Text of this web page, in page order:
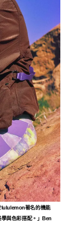
lululemon著名的機能
與色彩搭配。」Ben